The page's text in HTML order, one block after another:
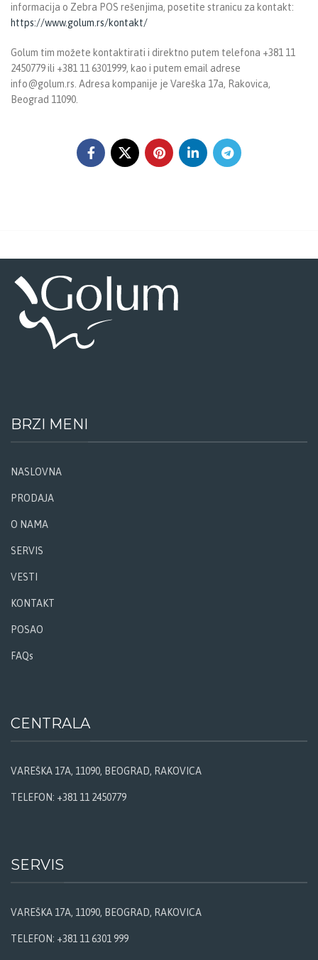
informacija o Zebra POS rešenjima, posetite stranicu za kontakt:
https://www.golum.rs/kontakt/
Golum tim možete kontaktirati i direktno putem telefona +381 11
2450779 ili +381 11 6301999, kao i putem email adrese
info@golum.rs. Adresa kompanije je Vareška 17a, Rakovica,
Beograd 11090.
BRZI MENI
NASLOVNA
PRODAJA
O NAMA
SERVIS
VESTI
KONTAKT
POSAO
FAQs
CENTRALA
VAREŠKA 17A, 11090, BEOGRAD, RAKOVICA
TELEFON: +381 11 2450779
SERVIS
VAREŠKA 17A, 11090, BEOGRAD, RAKOVICA
TELEFON: +381 11 6301 999